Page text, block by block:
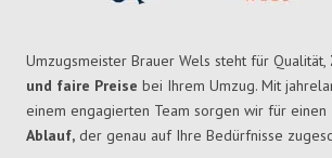
Umzugsmeister Brauer Wels steht für Qualität,
und faire Preise bei Ihrem Umzug. Mit
einem engagierten Team sorgen wir für einen
Ablauf, der genau auf Ihre Bedürfnisse